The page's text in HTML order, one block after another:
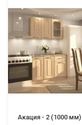
Акация - 2 (1000 мм)